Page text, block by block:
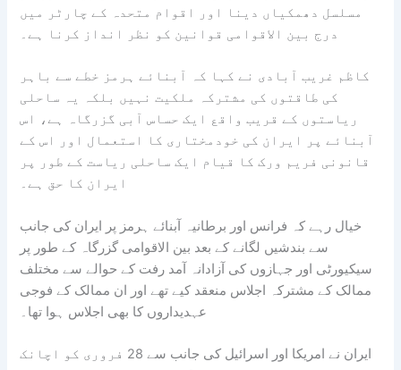
مسلسل دھمکیاں دینا اور اقوام متحدہ کے چارٹر میں
درج بین الاقوامی قوانین کو نظر انداز کرنا ہے۔
کاظم غریب آبادی نے کہا کہ آبنائے ہرمز خطے سے باہر
کی طاقتوں کی مشترکہ ملکیت نہیں بلکہ یہ ساحلی
ریاستوں کے قریب واقع ایک حساس آبی گزرگاہ ہے، اس
آبنائے پر ایران کی خودمختاری کا استعمال اور اس کے
قانونی فریم ورک کا قیام ایک ساحلی ریاست کے طور پر
ایران کا حق ہے۔
خیال رہے کہ فرانس اور برطانیہ آبنائے ہرمز پر ایران کی جانب
سے بندشیں لگانے کے بعد بین الاقوامی گزرگاہ کے طور پر
سیکیورٹی اور جہازوں کی آزادانہ آمد رفت کے حوالے سے مختلف
ممالک کے مشترکہ اجلاس منعقد کیے تھے اور ان ممالک کے فوجی
عہدیداروں کا بھی اجلاس ہوا تھا۔
ایران نے امریکا اور اسرائیل کی جانب سے 28 فروری کو اچانک